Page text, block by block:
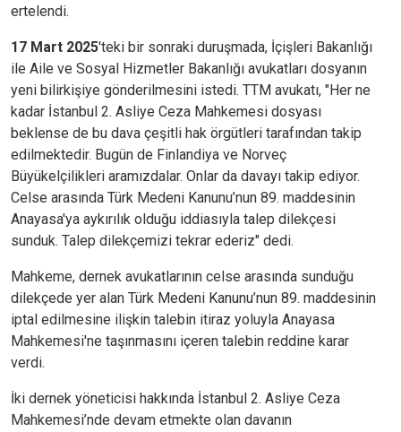
ertelendi.
17 Mart 2025'teki bir sonraki duruşmada, İçişleri Bakanlığı
ile Aile ve Sosyal Hizmetler Bakanlığı avukatları dosyanın
yeni bilirkişiye gönderilmesini istedi. TTM avukatı, "Her ne
kadar İstanbul 2. Asliye Ceza Mahkemesi dosyası
beklense de bu dava çeşitli hak örgütleri tarafından takip
edilmektedir. Bugün de Finlandiya ve Norveç
Büyükelçilikleri aramızdalar. Onlar da davayı takip ediyor.
Celse arasında Türk Medeni Kanunu’nun 89. maddesinin
Anayasa'ya aykırılık olduğu iddiasıyla talep dilekçesi
sunduk. Talep dilekçemizi tekrar ederiz" dedi.
Mahkeme, dernek avukatlarının celse arasında sunduğu
dilekçede yer alan Türk Medeni Kanunu’nun 89. maddesinin
iptal edilmesine ilişkin talebin itiraz yoluyla Anayasa
Mahkemesi'ne taşınmasını içeren talebin reddine karar
verdi.
İki dernek yöneticisi hakkında İstanbul 2. Asliye Ceza
Mahkemesi’nde devam etmekte olan davanın